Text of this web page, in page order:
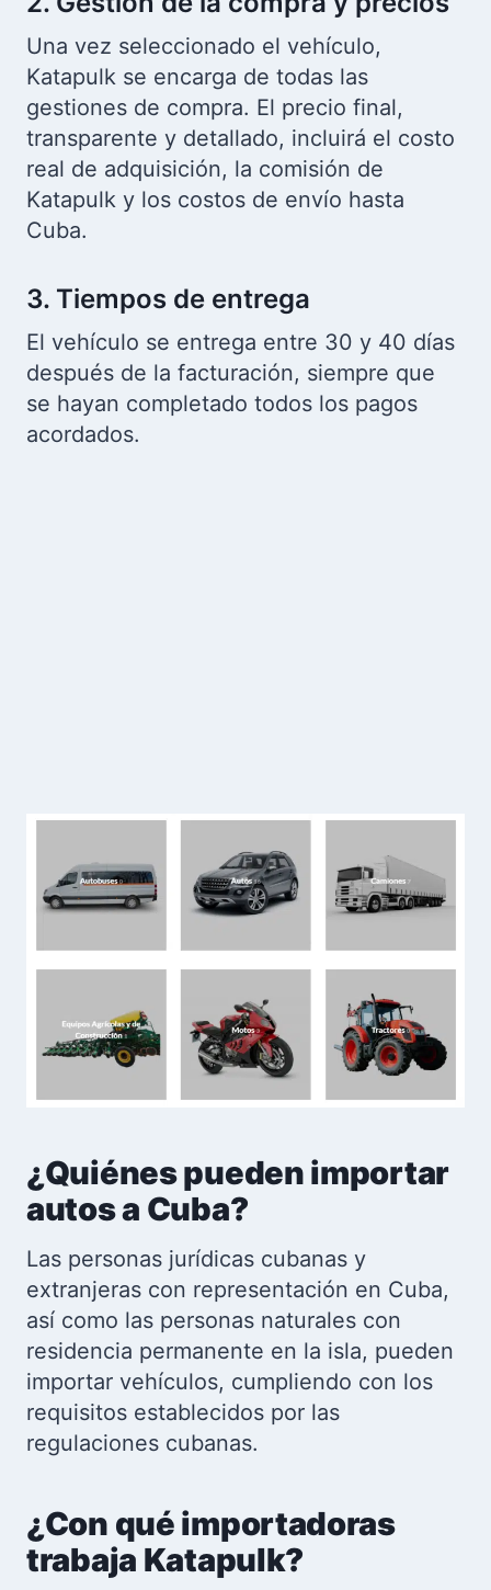
Una vez seleccionado el vehículo,
Katapulk se encarga de todas las
gestiones de compra. El precio final,
transparente y detallado, incluirá el costo
real de adquisición, la comisión de
Katapulk y los costos de envío hasta
Cuba.
3. Tiempos de entrega
El vehículo se entrega entre 30 y 40 días
después de la facturación, siempre que
se hayan completado todos los pagos
acordados.
¿Quiénes pueden importar
autos a Cuba?
Las personas jurídicas cubanas y
extranjeras con representación en Cuba,
así como las personas naturales con
residencia permanente en la isla, pueden
importar vehículos, cumpliendo con los
requisitos establecidos por las
regulaciones cubanas.
¿Con qué importadoras
trabaja Katapulk?